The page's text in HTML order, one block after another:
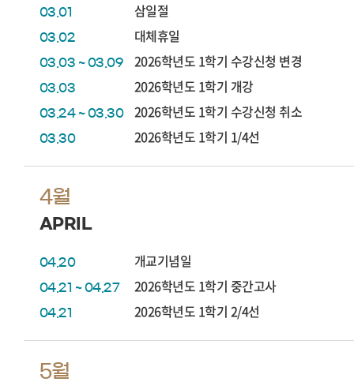
03.01 삼일절
03.02 대체휴일
03.03 ~ 03.09 2026학년도 1학기 수강신청 변경
03.03 2026학년도 1학기 개강
03.24 ~ 03.30 2026학년도 1학기 수강신청 취소
03.30 2026학년도 1학기 1/4선
4월
APRIL
04.20 개교기념일
04.21 ~ 04.27 2026학년도 1학기 중간고사
04.21 2026학년도 1학기 2/4선
5월